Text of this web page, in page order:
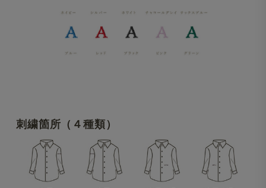
刺繍箇所（４種類）